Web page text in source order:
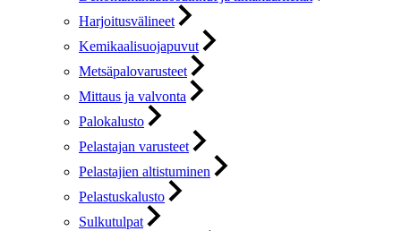
Harjoitusvälineet
Kemikaalisuojapuvut
Metsäpalovarusteet
Mittaus ja valvonta
Palokalusto
Pelastajan varusteet
Pelastajien altistuminen
Pelastuskalusto
Sulkutulpat